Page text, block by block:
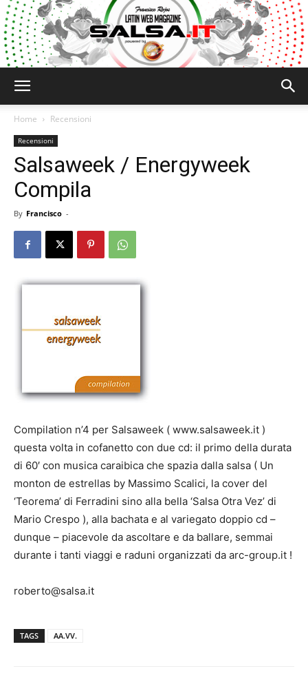
Home Recensioni
Recensioni
Salsaweek / Energyweek
Compila
By Francisco -
Compilation n’4 per Salsaweek ( www.salsaweek.it )
questa volta in cofanetto con due cd: il primo della durata
di 60′ con musica caraibica che spazia dalla salsa ( Un
monton de estrellas by Massimo Scalici, la cover del
‘Teorema’ di Ferradini sino alla bella ‘Salsa Otra Vez’ di
Mario Crespo ), alla bachata e al variegato doppio cd –
dunque – piacevole da ascoltare e da ballare, semmai
durante i tanti viaggi e raduni organizzati da arc-group.it !
roberto@salsa.it
TAGS AA.VV.